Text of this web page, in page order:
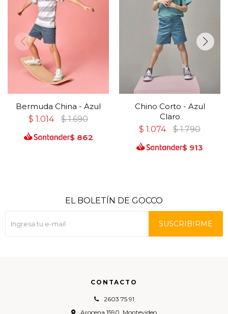
Bermuda China - Azul
$ 1.014 $ 1.690
$ 862
Chino Corto - Azul
Claro
$ 1.074 $ 1.790
$ 913
CONTACTO
2603 75 91
Arocena 1590, Montevideo
EL BOLETÍN DE GOCCO
SUSCRIBIRME